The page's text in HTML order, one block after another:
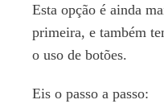
Esta opção é ainda
primeira, e também
o uso de botões.
Eis o passo a passo: